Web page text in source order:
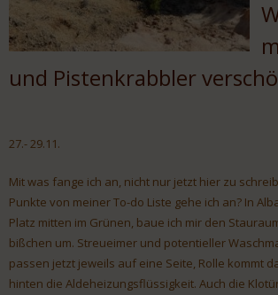
und Pistenkrabbler
27.- 29.11.
Mit was fange ich an, nicht nur jetzt hier zu
Punkte von meiner To-do Liste gehe ich an? In
Platz mitten im Grünen, baue ich mir den
bißchen um. Streueimer und potentieller
passen jetzt jeweils auf eine Seite, Rolle kommt
hinten die Aldeheizungsflüssigkeit. Auch die